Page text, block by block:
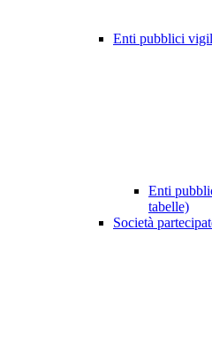
Enti pubblici
Enti
tabelle)
Società